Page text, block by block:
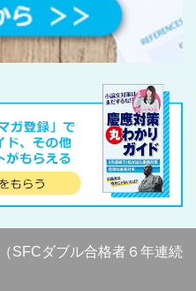
SFCダブル合格者６年連続